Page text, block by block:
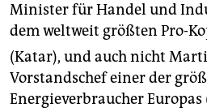
Minister für Handel und
dem weltweit größten Pro-
(Katar), und auch nicht
Vorstandschef einer der
Energieverbraucher Europas